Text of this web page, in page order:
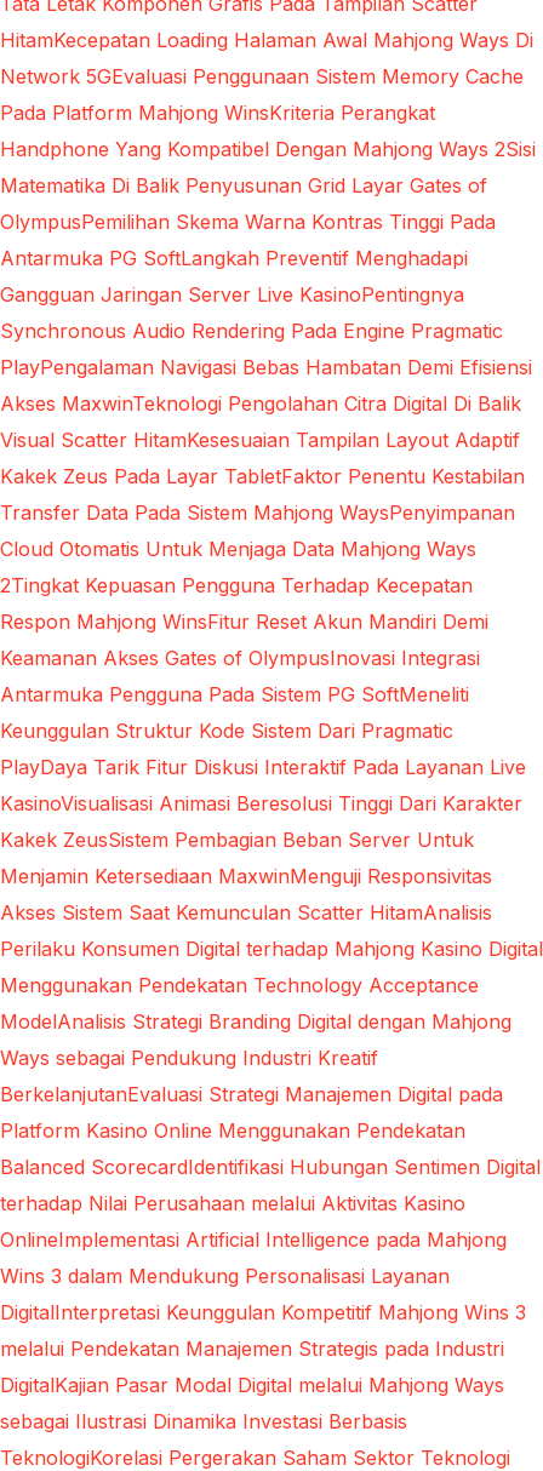
HitamKecepatan Loading Halaman Awal Mahjong Ways Di
Network 5GEvaluasi Penggunaan Sistem Memory Cache
Pada Platform Mahjong WinsKriteria Perangkat
Handphone Yang Kompatibel Dengan Mahjong Ways 2Sisi
Matematika Di Balik Penyusunan Grid Layar Gates of
OlympusPemilihan Skema Warna Kontras Tinggi Pada
Antarmuka PG SoftLangkah Preventif Menghadapi
Gangguan Jaringan Server Live KasinoPentingnya
Synchronous Audio Rendering Pada Engine Pragmatic
PlayPengalaman Navigasi Bebas Hambatan Demi Efisiensi
Akses MaxwinTeknologi Pengolahan Citra Digital Di Balik
Visual Scatter HitamKesesuaian Tampilan Layout Adaptif
Kakek Zeus Pada Layar TabletFaktor Penentu Kestabilan
Transfer Data Pada Sistem Mahjong WaysPenyimpanan
Cloud Otomatis Untuk Menjaga Data Mahjong Ways
2Tingkat Kepuasan Pengguna Terhadap Kecepatan
Respon Mahjong WinsFitur Reset Akun Mandiri Demi
Keamanan Akses Gates of OlympusInovasi Integrasi
Antarmuka Pengguna Pada Sistem PG SoftMeneliti
Keunggulan Struktur Kode Sistem Dari Pragmatic
PlayDaya Tarik Fitur Diskusi Interaktif Pada Layanan Live
KasinoVisualisasi Animasi Beresolusi Tinggi Dari Karakter
Kakek ZeusSistem Pembagian Beban Server Untuk
Menjamin Ketersediaan MaxwinMenguji Responsivitas
Akses Sistem Saat Kemunculan Scatter HitamAnalisis
Perilaku Konsumen Digital terhadap Mahjong Kasino Digital
Menggunakan Pendekatan Technology Acceptance
ModelAnalisis Strategi Branding Digital dengan Mahjong
Ways sebagai Pendukung Industri Kreatif
BerkelanjutanEvaluasi Strategi Manajemen Digital pada
Platform Kasino Online Menggunakan Pendekatan
Balanced ScorecardIdentifikasi Hubungan Sentimen Digital
terhadap Nilai Perusahaan melalui Aktivitas Kasino
OnlineImplementasi Artificial Intelligence pada Mahjong
Wins 3 dalam Mendukung Personalisasi Layanan
DigitalInterpretasi Keunggulan Kompetitif Mahjong Wins 3
melalui Pendekatan Manajemen Strategis pada Industri
DigitalKajian Pasar Modal Digital melalui Mahjong Ways
sebagai Ilustrasi Dinamika Investasi Berbasis
TeknologiKorelasi Pergerakan Saham Sektor Teknologi